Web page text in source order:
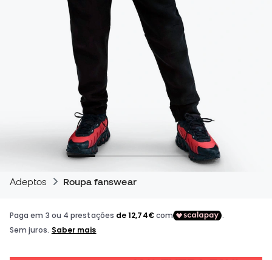
Adeptos Roupa fanswear